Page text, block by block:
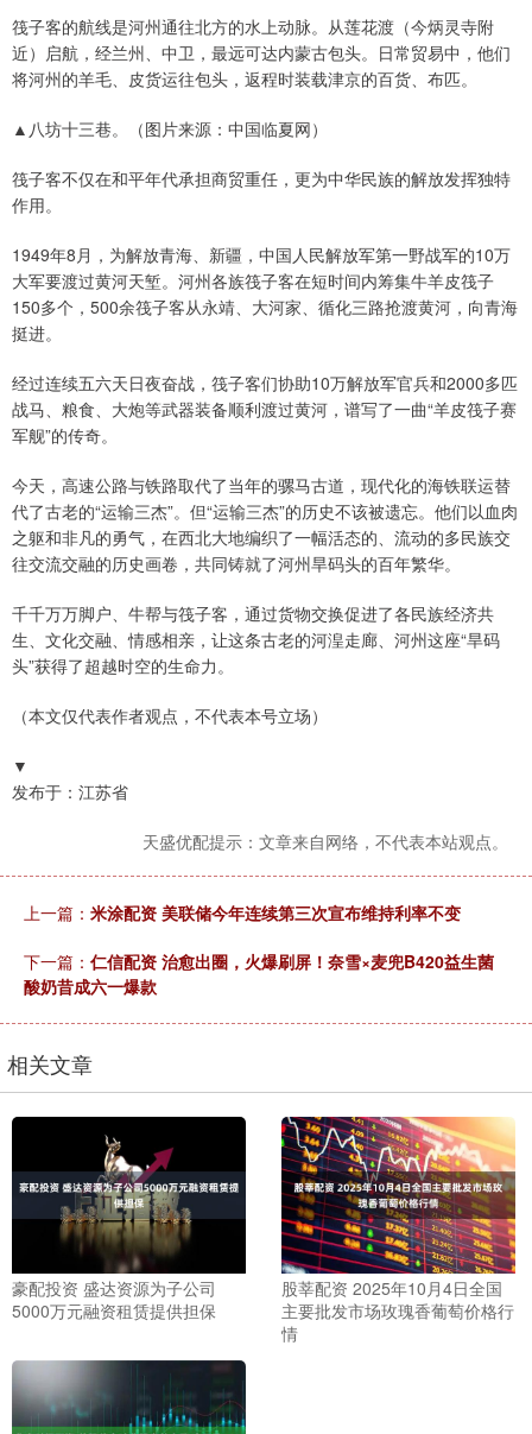
筏子客的航线是河州通往北方的水上动脉。从莲花渡（今炳灵寺附
近）启航，经兰州、中卫，最远可达内蒙古包头。日常贸易中，他们
将河州的羊毛、皮货运往包头，返程时装载津京的百货、布匹。
▲八坊十三巷。（图片来源：中国临夏网）
筏子客不仅在和平年代承担商贸重任，更为中华民族的解放发挥独特
作用。
1949年8月，为解放青海、新疆，中国人民解放军第一野战军的10万
大军要渡过黄河天堑。河州各族筏子客在短时间内筹集牛羊皮筏子
150多个，500余筏子客从永靖、大河家、循化三路抢渡黄河，向青海
挺进。
经过连续五六天日夜奋战，筏子客们协助10万解放军官兵和2000多匹
战马、粮食、大炮等武器装备顺利渡过黄河，谱写了一曲“羊皮筏子赛
军舰”的传奇。
今天，高速公路与铁路取代了当年的骡马古道，现代化的海铁联运替
代了古老的“运输三杰”。但“运输三杰”的历史不该被遗忘。他们以血肉
之躯和非凡的勇气，在西北大地编织了一幅活态的、流动的多民族交
往交流交融的历史画卷，共同铸就了河州旱码头的百年繁华。
千千万万脚户、牛帮与筏子客，通过货物交换促进了各民族经济共
生、文化交融、情感相亲，让这条古老的河湟走廊、河州这座“旱码
头”获得了超越时空的生命力。
（本文仅代表作者观点，不代表本号立场）
▼
发布于：江苏省
天盛优配提示：文章来自网络，不代表本站观点。
上一篇： 米涂配资 美联储今年连续第三次宣布维持利率不变
下一篇： 仁信配资 治愈出圈，火爆刷屏！奈雪×麦兜B420益生菌
酸奶昔成六一爆款
相关文章
豪配投资 盛达资源为子公司
5000万元融资租赁提供担保
股莘配资 2025年10月4日全国
主要批发市场玫瑰香葡萄价格行
情